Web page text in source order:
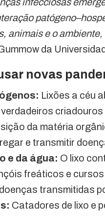
animais e o
da
novas
Lixões a céu
da matéria
e transmitir
e da água: O lixo
freáticos e
transmitidas
Catadores de lixo e